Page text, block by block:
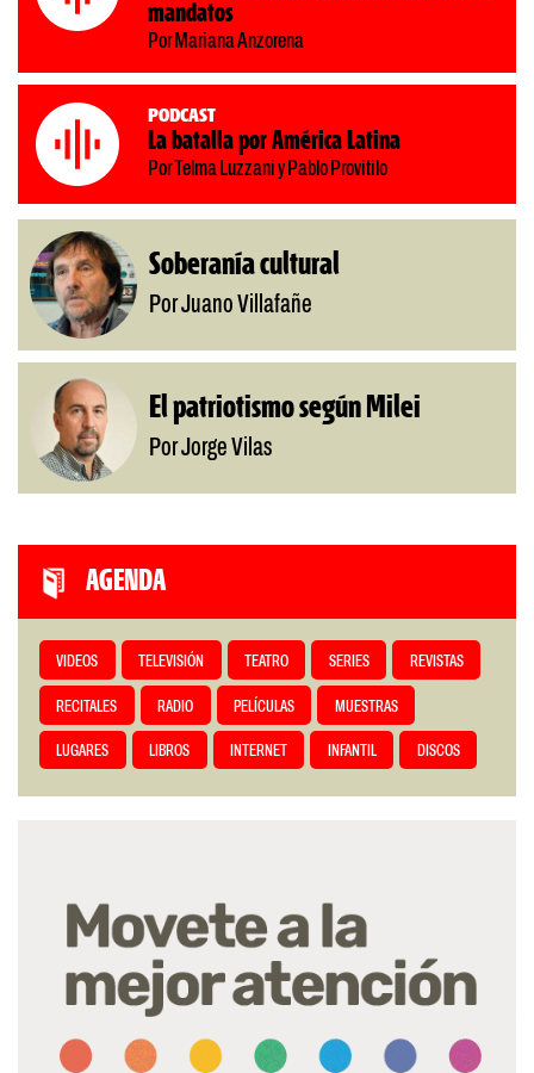
mandatos
Por Mariana Anzorena
Podcast
La batalla por América Latina
Por Telma Luzzani y Pablo Provitilo
Soberanía cultural
Por Juano Villafañe
El patriotismo según Milei
Por Jorge Vilas
AGENDA
VIDEOS TELEVISIÓN TEATRO SERIES REVISTAS
RECITALES RADIO PELÍCULAS MUESTRAS
LUGARES LIBROS INTERNET INFANTIL DISCOS